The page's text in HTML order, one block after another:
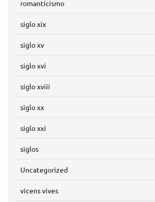
romanticismo
siglo xix
siglo xv
siglo xvi
siglo xviii
siglo xx
siglo xxi
siglos
Uncategorized
vicens vives